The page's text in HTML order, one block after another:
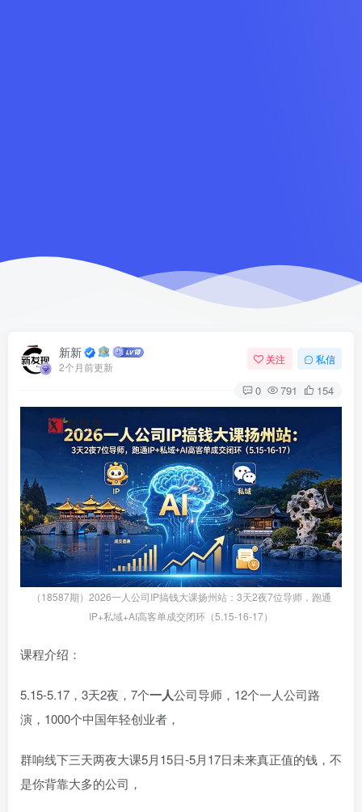
新新
2个月前更新
关注 私信
0 791 154
（18587期）2026一人公司IP搞钱大课扬州站：3天2夜7位导师，跑通
IP+私域+AI高客单成交闭环（5.15-16-17）
课程介绍：
5.15-5.17，3天2夜，7个一人公司导师，12个一人公司路
演，1000个中国年轻创业者，
群响线下三天两夜大课5月15日-5月17日未来真正值的钱‬‎，不
是你背靠大多‬的公司，